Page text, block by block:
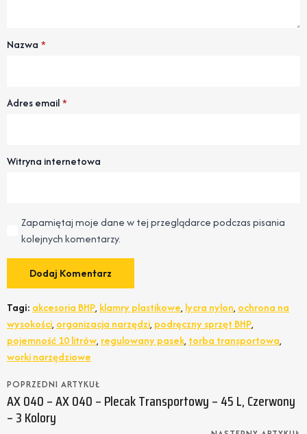
Nazwa *
Adres email*
Witryna internetowa
Zapamiętaj moje dane w tej przeglądarce podczas pisania
kolejnych komentarzy.
Tagi: akcesoria BHP, klamry plastikowe, lycra nylon, ochrona na
wysokości, organizacja narzędzi, podręczny sprzęt BHP,
pojemność 10 litrów, regulowany pasek, torba transportowa,
worki narzędziowe
POPRZEDNI ARTYKUŁ
AX 040 – AX 040 – Plecak Transportowy – 45 L, Czerwony
– 3 Kolory